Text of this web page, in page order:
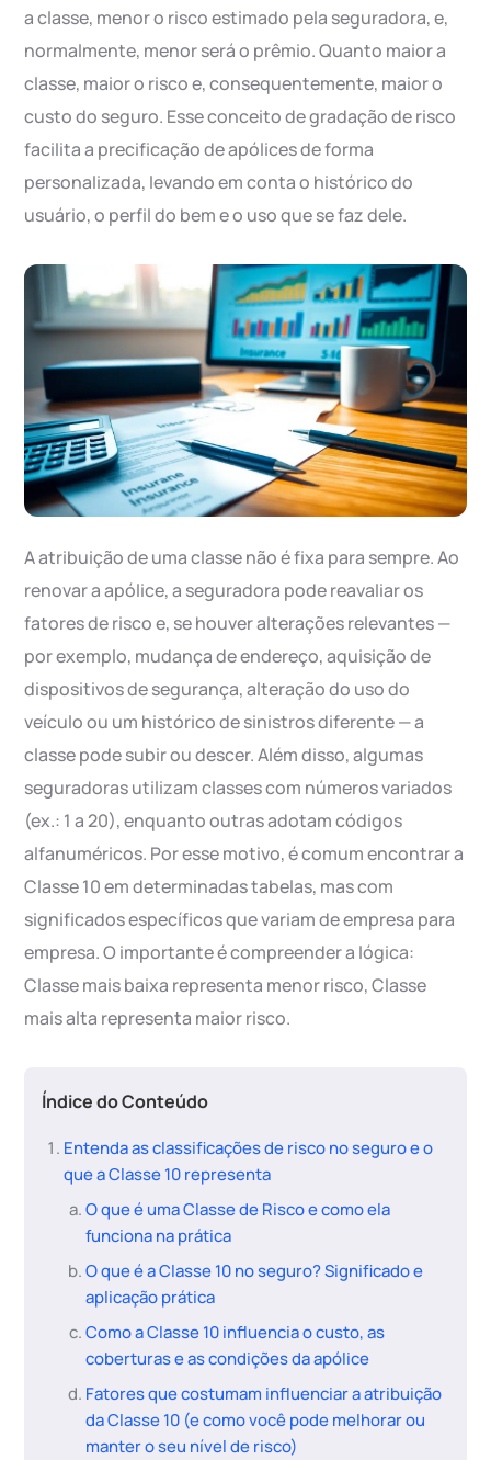
a classe, menor o risco estimado pela seguradora, e,
normalmente, menor será o prêmio. Quanto maior a
classe, maior o risco e, consequentemente, maior o
custo do seguro. Esse conceito de gradação de risco
facilita a precificação de apólices de forma
personalizada, levando em conta o histórico do
usuário, o perfil do bem e o uso que se faz dele.
A atribuição de uma classe não é fixa para sempre. Ao
renovar a apólice, a seguradora pode reavaliar os
fatores de risco e, se houver alterações relevantes —
por exemplo, mudança de endereço, aquisição de
dispositivos de segurança, alteração do uso do
veículo ou um histórico de sinistros diferente — a
classe pode subir ou descer. Além disso, algumas
seguradoras utilizam classes com números variados
(ex.: 1 a 20), enquanto outras adotam códigos
alfanuméricos. Por esse motivo, é comum encontrar a
Classe 10 em determinadas tabelas, mas com
significados específicos que variam de empresa para
empresa. O importante é compreender a lógica:
Classe mais baixa representa menor risco, Classe
mais alta representa maior risco.
Índice do Conteúdo
Entenda as classificações de risco no seguro e o
que a Classe 10 representa
O que é uma Classe de Risco e como ela
funciona na prática
O que é a Classe 10 no seguro? Significado e
aplicação prática
Como a Classe 10 influencia o custo, as
coberturas e as condições da apólice
Fatores que costumam influenciar a atribuição
da Classe 10 (e como você pode melhorar ou
manter o seu nível de risco)